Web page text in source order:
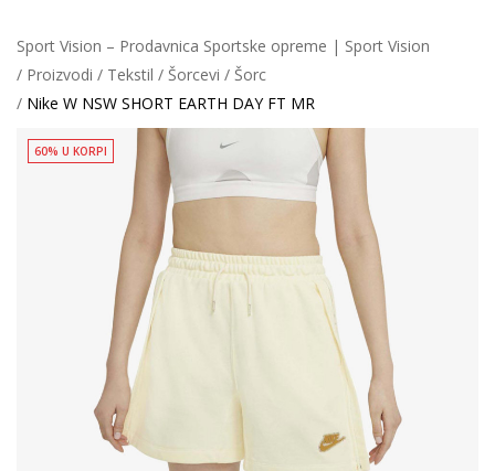
Sport Vision – Prodavnica Sportske opreme | Sport Vision
Proizvodi
Tekstil Šorcevi
Šorc
Nike W NSW SHORT EARTH DAY FT MR
60% U KORPI